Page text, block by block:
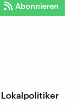
Abonnieren